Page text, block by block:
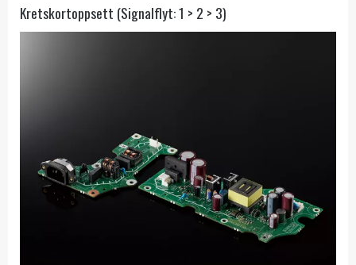
Kretskortoppsett (Signalflyt: 1 > 2 > 3)